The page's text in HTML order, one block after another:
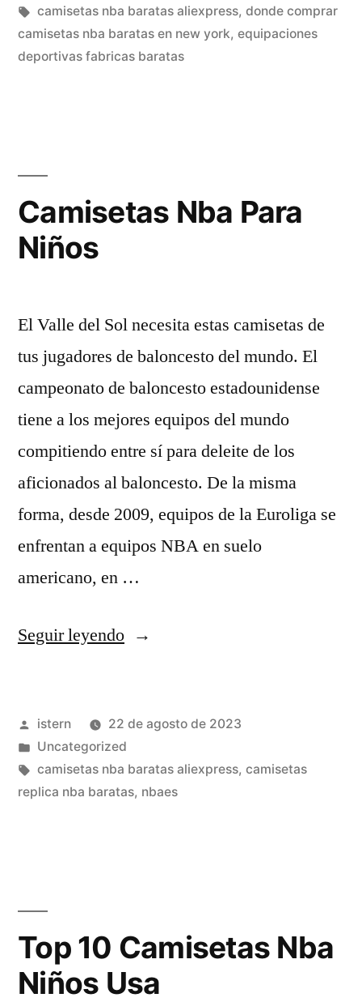
City
Edition
en
Etiquetas:
camisetas nba baratas aliexpress, donde comprar
camisetas nba baratas en new york, equipaciones
deportivas fabricas baratas
Camisetas Nba Para
Niños
El Valle del Sol necesita estas camisetas de
tus jugadores de baloncesto del mundo. El
campeonato de baloncesto estadounidense
tiene a los mejores equipos del mundo
compitiendo entre sí para deleite de los
aficionados al baloncesto. De la misma
forma, desde 2009, equipos de la Euroliga se
enfrentan a equipos NBA en suelo
americano, en …
Seguir leyendo«Camisetas
Niños»
Publicado
por
istern
22 de agosto de 2023
Publicado
en
Uncategorized
Etiquetas:
camisetas nba baratas aliexpress, camisetas
replica nba baratas, nbaes
Top 10 Camisetas Nba
Niños Usa